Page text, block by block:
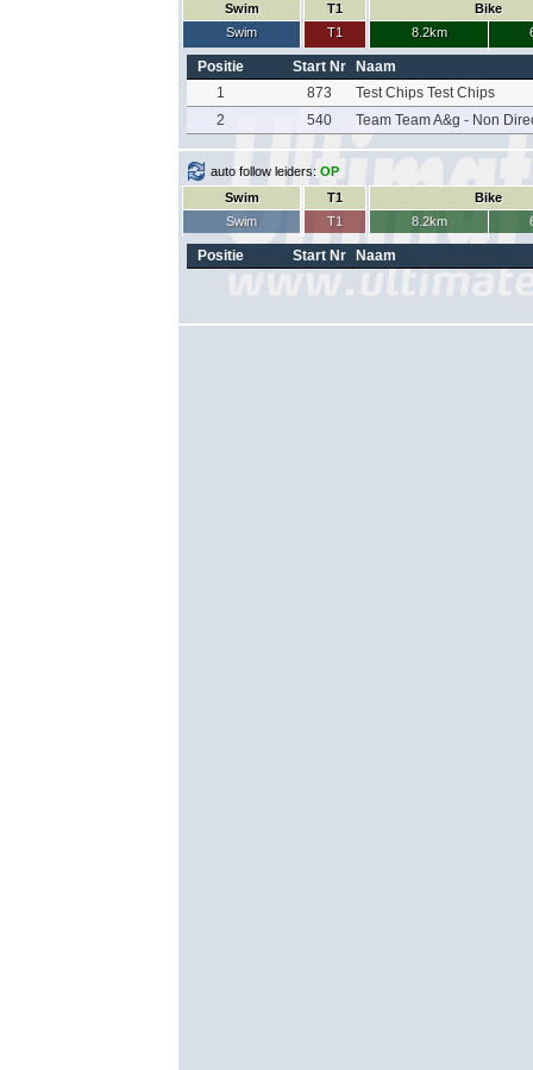
Swim
Swim
T1
T1
Bike
8.2km
Positie Start Nr
Naam
1
873
Test Chips Test Chips
2
540 Team Team A&g - Non
auto follow leiders: OP
Swim
Swim
T1
T1
Bike
8.2km
Positie Start Nr Naam